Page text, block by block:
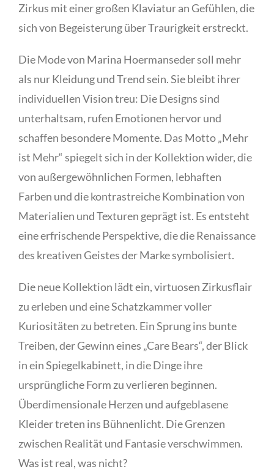
Zirkus mit einer großen Klaviatur an Gefühlen, die
sich von Begeisterung über Traurigkeit erstreckt.
Die Mode von Marina Hoermanseder soll mehr
als nur Kleidung und Trend sein. Sie bleibt ihrer
individuellen Vision treu: Die Designs sind
unterhaltsam, rufen Emotionen hervor und
schaffen besondere Momente. Das Motto „Mehr
ist Mehr“ spiegelt sich in der Kollektion wider, die
von außergewöhnlichen Formen, lebhaften
Farben und die kontrastreiche Kombination von
Materialien und Texturen geprägt ist. Es entsteht
eine erfrischende Perspektive, die die Renaissance
des kreativen Geistes der Marke symbolisiert.
Die neue Kollektion lädt ein, virtuosen Zirkusflair
zu erleben und eine Schatzkammer voller
Kuriositäten zu betreten. Ein Sprung ins bunte
Treiben, der Gewinn eines „Care Bears“, der Blick
in ein Spiegelkabinett, in die Dinge ihre
ursprüngliche Form zu verlieren beginnen.
Überdimensionale Herzen und aufgeblasene
Kleider treten ins Bühnenlicht. Die Grenzen
zwischen Realität und Fantasie verschwimmen.
Was ist real, was nicht?